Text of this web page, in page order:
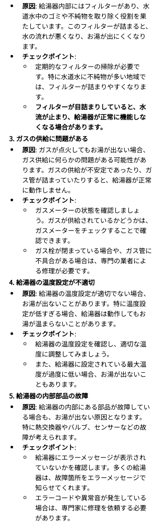
原因: 給湯器内部にはフィルターがあり、水
道水中のゴミや不純物を取り除く役割を果
たしています。このフィルターが詰まると、
水の流れが悪くなり、お湯が出にくくなり
ます。
チェックポイント:
定期的なフィルターの掃除が必要で
す。特に水道水に不純物が多い地域で
は、フィルターが詰まりやすくなりま
す。
フィルターが目詰まりしていると、水
流が止まり、給湯器が正常に機能しな
くなる場合があります。
3. ガスの供給に問題がある
原因: ガスが点火してもお湯が出ない場合、
ガス供給に何らかの問題がある可能性があ
ります。ガスの供給が不安定であったり、ガ
ス管が詰まっていたりすると、給湯器が正常
に動作しません。
チェックポイント:
ガスメーターの状態を確認しましょ
う。ガスが供給されているかどうかは、
ガスメーターをチェックすることで確
認できます。
ガス栓が閉まっている場合や、ガス管に
不具合がある場合は、専門の業者によ
る修理が必要です。
4. 給湯器の温度設定が不適切
原因: 給湯器の温度設定が適切でない場合、
お湯が出ないことがあります。特に温度設
定が低すぎる場合、給湯器は動作してもお
湯が温まらないことがあります。
チェックポイント:
給湯器の温度設定を確認し、適切な温
度に調整してみましょう。
また、給湯器に設定されている最大温
度が過度に低い場合、お湯が出ないこ
ともあります。
5. 給湯器の内部部品の故障
原因: 給湯器の内部にある部品が故障してい
る場合も、お湯が出ない原因となります。
特に熱交換器やバルブ、センサーなどの故
障が考えられます。
チェックポイント:
給湯器にエラーメッセージが表示され
ていないかを確認します。多くの給湯
器は、故障箇所をエラーメッセージで
知らせてくれます。
エラーコードや異常音が発生している
場合は、専門家に修理を依頼する必要
があります。